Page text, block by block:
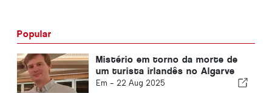
Popular
Mistério em torno da morte de
um turista irlandês no Algarve
Em - 22 Aug 2025